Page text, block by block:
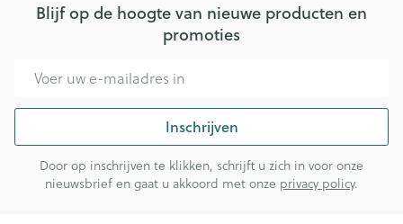
Blijf op de hoogte van nieuwe producten en
promoties
Inschrijven
Door op inschrijven te klikken, schrijft u zich in voor onze
nieuwsbrief en gaat u akkoord met onze privacy policy.